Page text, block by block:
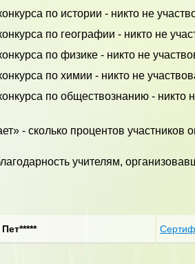
по истории - никто не
по географии - никто не
по физике - никто не
по химии - никто не
по обществознанию - никто
- сколько процентов участников
учителям,